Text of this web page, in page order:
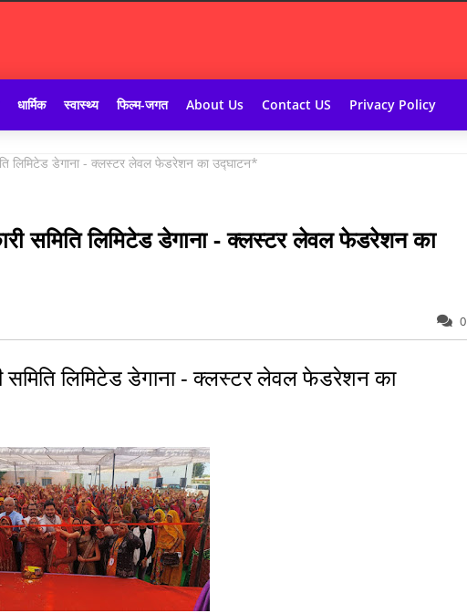
धार्मिक स्वास्थ्य फिल्म-जगत About Us Contact US Privacy Policy
लिमिटेड डेगाना - क्लस्टर लेवल फेडरेशन का उद्घाटन*
समिति लिमिटेड डेगाना - क्लस्टर लेवल फेडरेशन का
0
समिति लिमिटेड डेगाना - क्लस्टर लेवल फेडरेशन का